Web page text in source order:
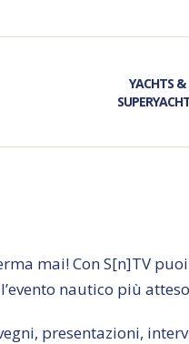
YACHTS &
mai! Con S[n]TV
nautico più
presentazioni,